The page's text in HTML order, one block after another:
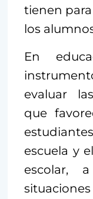
tienen
los
En
evaluar
que
escuela y
escolar,